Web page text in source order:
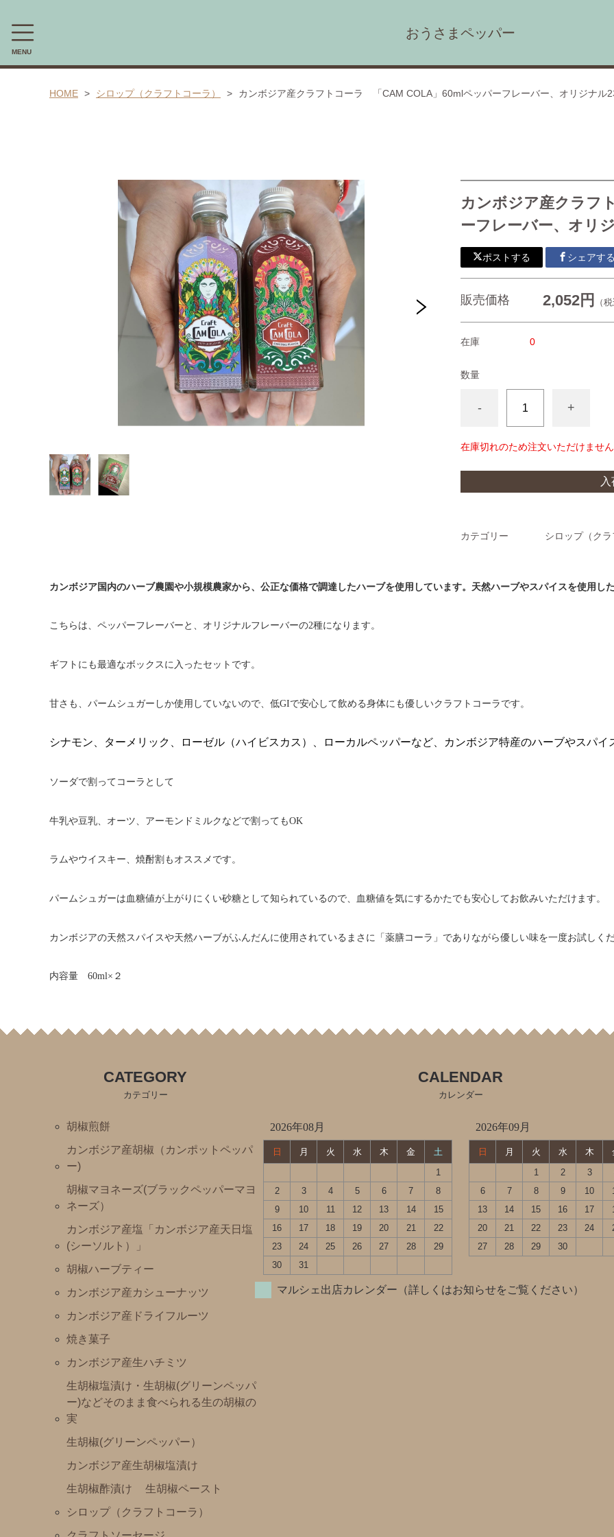
MENU
おうさまペッパー
カンボジア産胡椒（カンポットペッパー)
胡椒マヨネーズ(ブラックペッパーマヨネーズ）
カンボジア産塩「カンボジア産天日塩(シーソルト）」
カンボジア産カシューナッツ
生胡椒(グリーンペッパー）
スパイス
HOME シロップ（クラフトコーラ） カンボジア産クラフトコーラ 「CAM COLA」60mlペッパーフレーバー、オリジナル2
カンボジア産クラフ
ーフレーバー、オリ
ポストする シェアする
販売価格 2,052円 （
在庫 0
数量
- +
在庫切れのため注文いただけません
カテゴリー シロップ（クラ
カンボジア国内のハーブ農園や小規模農家から、公正な価格で調達したハーブを使用しています。天然ハーブやスパイスを使用した
こちらは、ペッパーフレーバーと、オリジナルフレーバーの2種になります。
ギフトにも最適なボックスに入ったセットです。
甘さも、パームシュガーしか使用していないので、低GIで安心して飲める身体にも優しいクラフトコーラです。
シナモン、ターメリック、ローゼル（ハイビスカス）、ローカルペッパーなど、カンボジア特産のハーブやスパイ
ソーダで割ってコーラとして
牛乳や豆乳、オーツ、アーモンドミルクなどで割ってもOK
ラムやウイスキー、焼酎割もオススメです。
パームシュガーは血糖値が上がりにくい砂糖として知られているので、血糖値を気にするかたでも安心してお飲みいただけます。
カンボジアの天然スパイスや天然ハーブがふんだんに使用されているまさに「薬膳コーラ」でありながら優しい味を一度お試しくだ
内容量 60ml×２
CATEGORY
カテゴリー
胡椒煎餅
カンボジア産胡椒（カンポットペッパ
ー)
胡椒マヨネーズ(ブラックペッパーマヨ
ネーズ）
カンボジア産塩「カンボジア産天日塩
(シーソルト）」
胡椒ハーブティー
カンボジア産カシューナッツ
カンボジア産ドライフルーツ
焼き菓子
カンボジア産生ハチミツ
生胡椒塩漬け・生胡椒(グリーンペッパ
ー)などそのまま食べられる生の胡椒の
実
生胡椒(グリーンペッパー）
カンボジア産生胡椒塩漬け
生胡椒酢漬け
生胡椒ペースト
シロップ（クラフトコーラ）
CALENDAR
カレンダー
2026年08月
日 月 火 水 木 金
土
1
2
3 4 5 6 7
8
9
10 11 12 13 14
15
16
17 18 19 20 21
22
23
24 25 26 27 28
29
30
31
2026年09月
日 月 火 水 木
1
2 3
6
7 8 9 10
13
14 15 16 17
20
21 22 23 24
27
28 29 30
マルシェ出店カレンダー（詳しくはお知らせをご覧ください）